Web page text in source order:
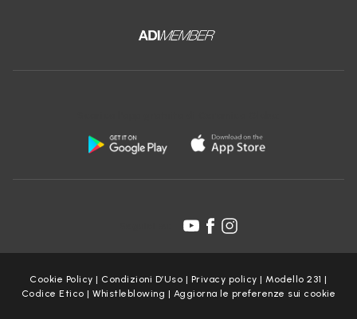
Cookie Policy | Condizioni D’Uso | Privacy policy |Modello 231 |
Codice Etico |Whistleblowing | Aggiorna le preferenze sui cookie